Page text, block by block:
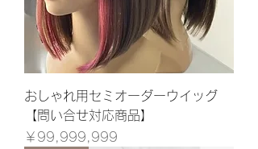
おしゃれ用セミオーダーウイッグ
【問い合せ対応商品】
価格
￥99,999,999